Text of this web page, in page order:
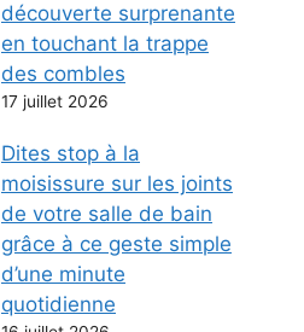
découverte surprenante
en touchant la trappe
des combles
17 juillet 2026
Dites stop à la
moisissure sur les joints
de votre salle de bain
grâce à ce geste simple
d’une minute
quotidienne